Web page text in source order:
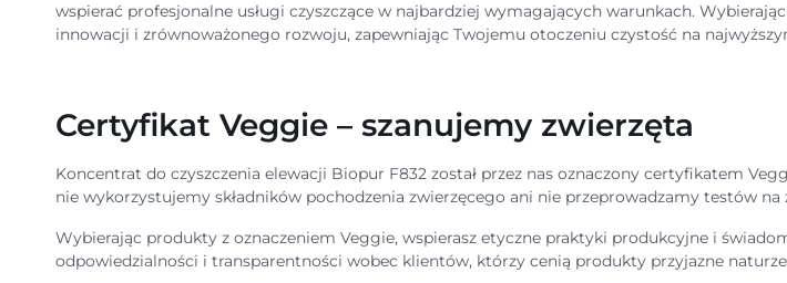
wspierać profesjonalne usługi czyszczące w najbardziej wymagających warunkach.
innowacji i zrównoważonego rozwoju, zapewniając Twojemu otoczeniu czystość na
Certyfikat Veggie – szanujemy zwierzęta
Koncentrat do czyszczenia elewacji Biopur F832 został przez nas oznaczony certyfikatem
nie wykorzystujemy składników pochodzenia zwierzęcego ani nie przeprowadzamy testów na
Wybierając produkty z oznaczeniem Veggie, wspierasz etyczne praktyki produkcyjne i
odpowiedzialności i transparentności wobec klientów, którzy cenią produkty przyjazne